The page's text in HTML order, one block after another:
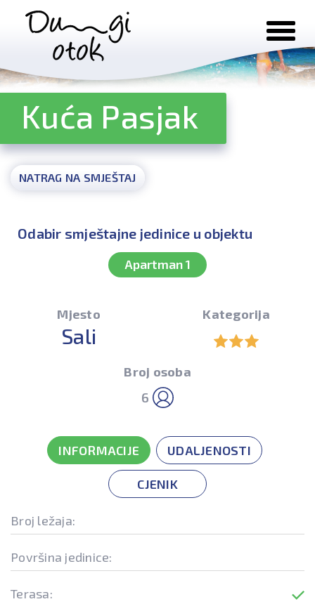
Preskoči na sadržaj
Kuća Pasjak
NATRAG NA SMJEŠTAJ
Odabir smještajne jedinice u objektu
Apartman 1
Mjesto
Sali
Kategorija
Broj osoba
6
INFORMACIJE UDALJENOSTI
CJENIK
Broj ležaja:
Površina jedinice:
Terasa: